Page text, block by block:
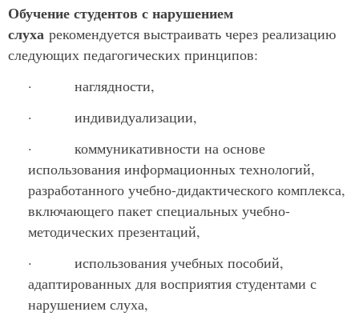
Обучение студентов с нарушением
слуха рекомендуется выстраивать через реализацию
следующих педагогических принципов:
· наглядности,
· индивидуализации,
· коммуникативности на основе
использования информационных технологий,
разработанного учебно-дидактического комплекса,
включающего пакет специальных учебно-
методических презентаций,
· использования учебных пособий,
адаптированных для восприятия студентами с
нарушением слуха,